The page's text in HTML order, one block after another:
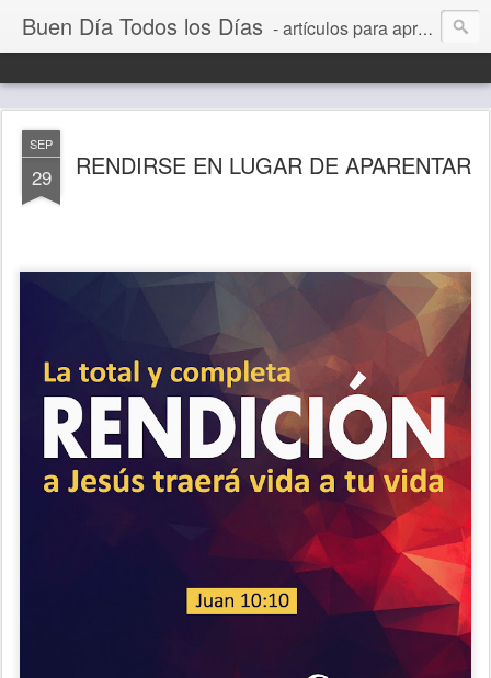
Buen Día Todos los Días - artículos para aprender a vivir mejor, un día a la vez. Por Juan C Quintero
SEP
29 RENDIRSE EN LUGAR DE APARENTAR